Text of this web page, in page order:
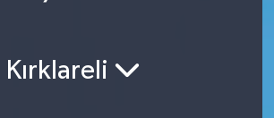
Kırklareli